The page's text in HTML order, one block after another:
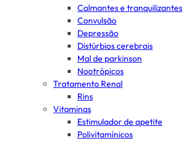
Calmantes e tranquilizantes
Convulsão
Depressão
Distúrbios cerebrais
Mal de parkinson
Nootrópicos
Tratamento Renal
Rins
Vitaminas
Estimulador de apetite
Polivitamínicos